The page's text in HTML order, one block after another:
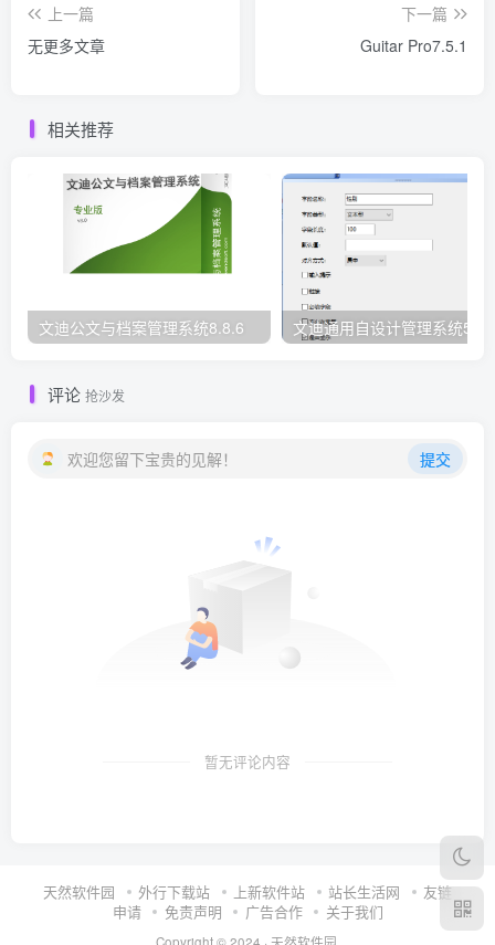
上一篇
无更多文章
下一篇
Guitar Pro7.5.1
相关推荐
文迪公文与档案管理系统8.8.6 文迪通用自设计管理系统
评论 抢沙发
欢迎您留下宝贵的见解！ 提交
暂无评论内容
天然软件园 外行下载站 上新软件站 站长生活网
友链
申请
免责声明 广告合作 关于我们